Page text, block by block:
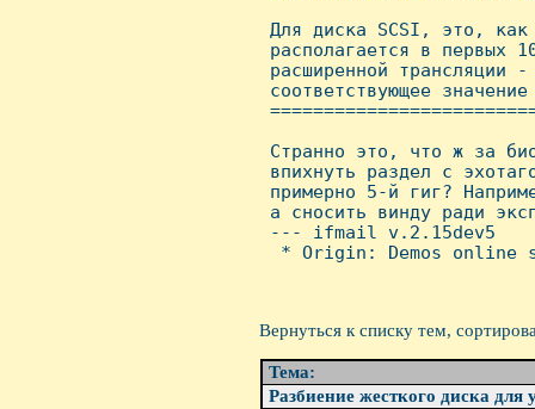
Для диска SCSI, это, как
располагается в первых
расширенной трансляции
соответствующее
Странно это, что ж за
впихнуть раздел с
примерно 5-й гиг?
а сносить винду ради
--- ifmail v.2.15dev5
* Origin: Demos online
Вернуться к списку тем,
Тема:
Разбиение жесткого диска для